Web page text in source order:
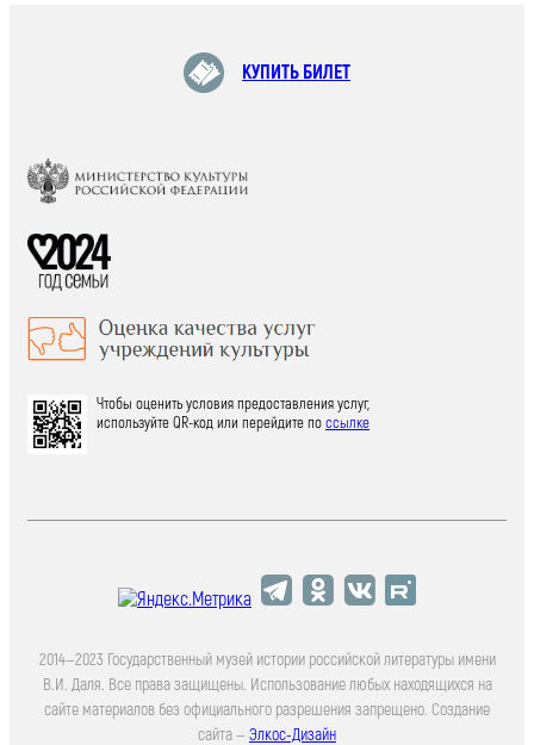
КУПИТЬ БИЛЕТ
Чтобы оценить условия предоставления услуг,
используйте QR-код или перейдите поссылке
2014—2023 Государственный музей истории российской литературы имени
В.И. Даля. Все права защищены. Использование любых находящихся на
сайте материалов без официального разрешения запрещено. Создание
сайта — Элкос-Дизайн